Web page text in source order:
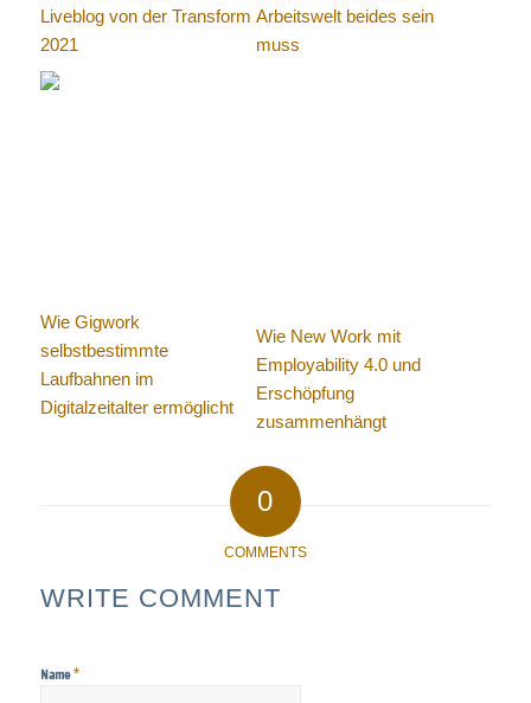
Liveblog von der Transform
2021
Arbeitswelt beides sein
muss
Wie Gigwork
selbstbestimmte
Laufbahnen im
Digitalzeitalter ermöglicht
Wie New Work mit
Employability 4.0 und
Erschöpfung
zusammenhängt
0
COMMENTS
WRITE COMMENT
Name*